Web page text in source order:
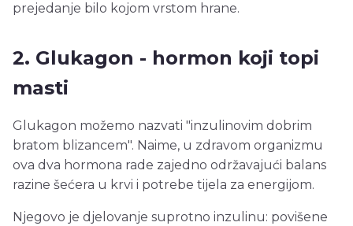
prejedanje bilo kojom vrstom hrane.
2. Glukagon - hormon koji topi
masti
Glukagon možemo nazvati "inzulinovim dobrim
bratom blizancem". Naime, u zdravom organizmu
ova dva hormona rade zajedno održavajući balans
razine šećera u krvi i potrebe tijela za energijom.
Njegovo je djelovanje suprotno inzulinu: povišene